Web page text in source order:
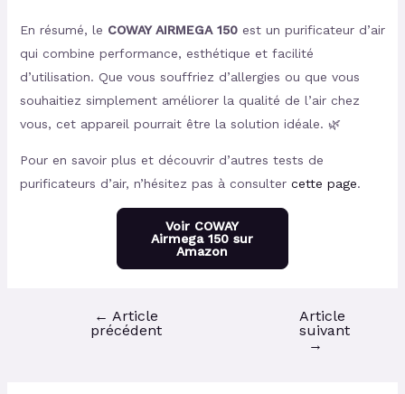
En résumé, le COWAY AIRMEGA 150est un purificateur d’air
qui combine performance, esthétique et facilité
d’utilisation. Que vous souffriez d’allergies ou que vous
souhaitiez simplement améliorer la qualité de l’air chez
vous, cet appareil pourrait être la solution idéale. 🌿
Pour en savoir plus et découvrir d’autres tests de
purificateurs d’air, n’hésitez pas à consulter cette page.
Voir COWAY
Airmega 150 sur
Amazon
← Article
précédent
Article
suivant
→